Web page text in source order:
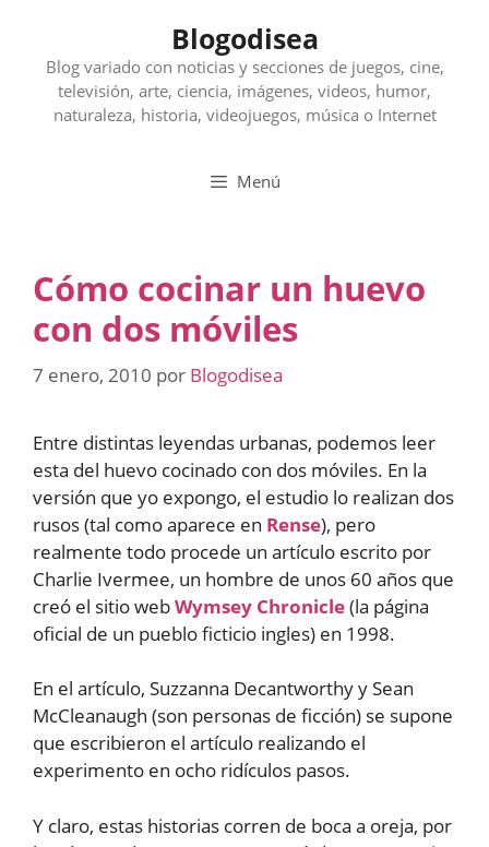
contenido
Blogodisea
Blog variado con noticias y secciones de juegos, cine,
televisión, arte, ciencia, imágenes, videos, humor,
naturaleza, historia, videojuegos, música o Internet
Menú
Cómo cocinar un huevo
con dos móviles
7 enero, 2010 por Blogodisea
Entre distintas leyendas urbanas, podemos leer
esta del huevo cocinado con dos móviles. En la
versión que yo expongo, el estudio lo realizan dos
rusos (tal como aparece en Rense), pero
realmente todo procede un artículo escrito por
Charlie Ivermee, un hombre de unos 60 años que
creó el sitio webWymsey Chronicle(la página
oficial de un pueblo ficticio ingles) en 1998.
En el artículo, Suzzanna Decantworthy y Sean
McCleanaugh (son personas de ficción) se supone
que escribieron el artículo realizando el
experimento en ocho ridículos pasos.
Y claro, estas historias corren de boca a oreja, por